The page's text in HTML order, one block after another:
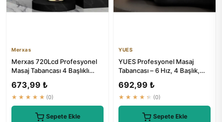
Merxas
Merxas 720Lcd Profesyonel
Masaj Tabancası 4 Başlıklı
673,99 ₺
★★★★★ (0)
Sepete Ekle
YUES
YUES Profesyonel Masaj
Tabancası – 6 Hız, 4 Başlık,
692,99 ₺
★★★★★ (0)
Sepete Ekle